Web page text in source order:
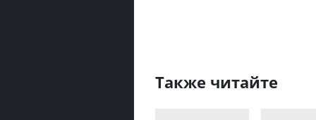
Также читайте